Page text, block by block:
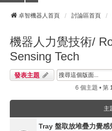
卓智機器人首頁 討論區首頁
機器人力覺技術/
Sensing Tech
發表主題
6 個主題 • 第
主
Tray 盤取放堆疊力覺感